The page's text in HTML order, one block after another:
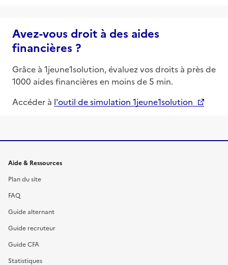
Avez-vous droit à des aides
financières ?
Grâce à 1jeune1solution, évaluez vos droits à près de
1000 aides financières en moins de 5 min.
Accéder à l'outil de simulation 1jeune1solution
Informations et liens du site
Aide & Ressources
Plan du site
FAQ
Guide alternant
Guide recruteur
Guide CFA
Statistiques